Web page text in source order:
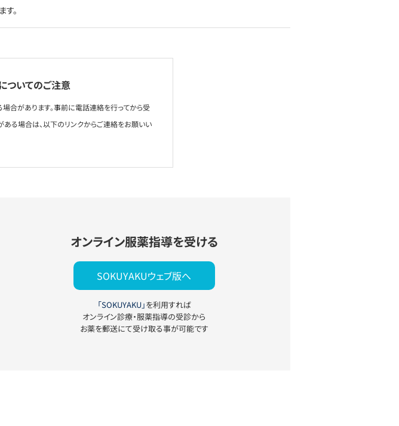
。
ついてのご注意
合があります。事前に電話連絡を行ってから受
ある場合は、以下のリンクからご連絡をお願いい
オンライン服薬指導を受ける
SOKUYAKUウェブ版へ
「SOKUYAKU」を利用すれば
オンライン診療・服薬指導の受診から
お薬を郵送にて受け取る事が可能です